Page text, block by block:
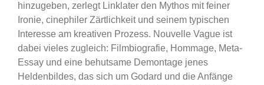
hinzugeben, zerlegt Linklater den Mythos mit feiner
Ironie, cinephiler Zärtlichkeit und seinem typischen
Interesse am kreativen Prozess. Nouvelle Vague ist
dabei vieles zugleich: Filmbiografie, Hommage, Meta-
Essay und eine behutsame Demontage jenes
Heldenbildes, das sich um Godard und die Anfänge